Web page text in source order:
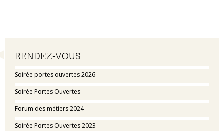
Navigation
RENDEZ-VOUS
Soirée portes ouvertes 2026
Soirée Portes Ouvertes
Forum des métiers 2024
Soirée Portes Ouvertes 2023